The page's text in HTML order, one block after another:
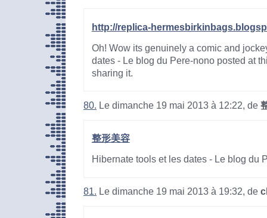
http://replica-
Oh! Wow its genuinely a comic and
dates - Le blog du Pere-nono posted at
sharing it.
80. Le dimanche 19 mai 2013 à 12:22, de
整形美容
Hibernate tools et les dates - Le blog du
81. Le dimanche 19 mai 2013 à 19:32, de